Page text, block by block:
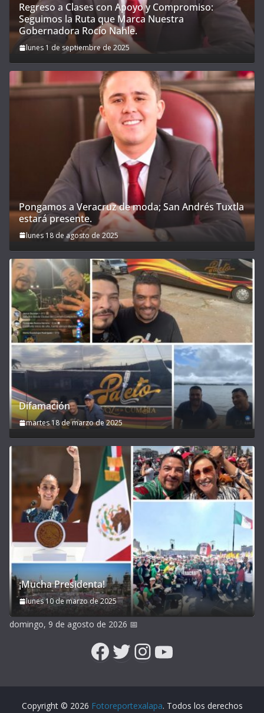
Regreso a Clases con Apoyo y Compromiso:
Seguimos la Ruta que Marca Nuestra
Gobernadora Rocío Nahle.
lunes 1 de septiembre de 2025
Pongamos a Veracruz de moda; San Andrés Tuxtla
estará presente.
lunes 18 de agosto de 2025
Difamación
martes 18 de marzo de 2025
¡Mucha Presidenta!
lunes 10 de marzo de 2025
domingo, 9 de agosto de 2026 📅
Facebook
Twitter
Instagram
YouTube
Copyright © 2026 Fotoreportexalapa. Todos los derechos